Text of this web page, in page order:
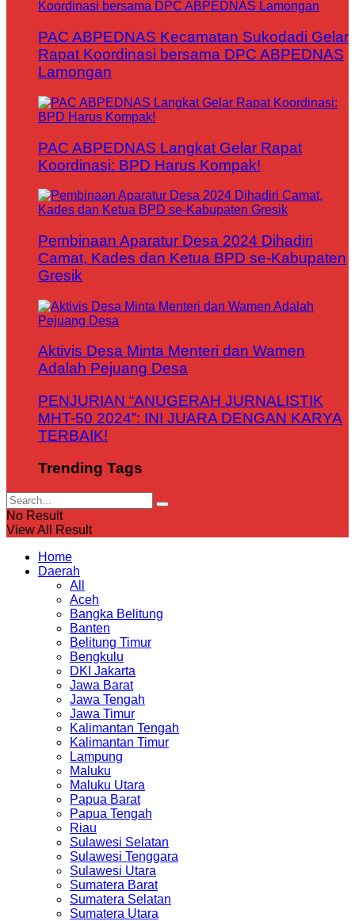
PAC ABPEDNAS Kecamatan Sukodadi Gelar
Rapat Koordinasi bersama DPC ABPEDNAS
Lamongan
PAC ABPEDNAS Langkat Gelar Rapat
Koordinasi: BPD Harus Kompak!
Pembinaan Aparatur Desa 2024 Dihadiri
Camat, Kades dan Ketua BPD se-Kabupaten
Gresik
Aktivis Desa Minta Menteri dan Wamen
Adalah Pejuang Desa
PENJURIAN “ANUGERAH JURNALISTIK
MHT-50 2024”: INI JUARA DENGAN KARYA
TERBAIK!
Trending Tags
No Result
View All Result
Home
Daerah
All
Aceh
Bangka Belitung
Banten
Belitung Timur
Bengkulu
DKI Jakarta
Jawa Barat
Jawa Tengah
Jawa Timur
Kalimantan Tengah
Kalimantan Timur
Lampung
Maluku
Maluku Utara
Papua Barat
Papua Tengah
Riau
Sulawesi Selatan
Sulawesi Tenggara
Sulawesi Utara
Sumatera Barat
Sumatera Selatan
Sumatera Utara